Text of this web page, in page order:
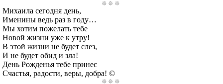
Михаила сегодня день,
Именины ведь раз в году…
Мы хотим пожелать тебе
Новой жизни уже к утру!
В этой жизни не будет слез,
И не будет обид и зла!
День Рожденья тебе принес
Счастья, радости, веры, добра! ©